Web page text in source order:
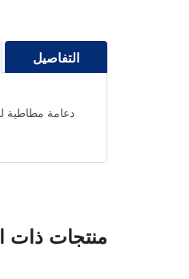
معرض
التفاصيل
دعامة مطاطية
منتجات ذات